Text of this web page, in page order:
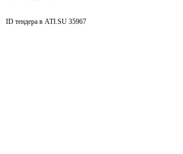
ID тендера в ATI.SU 35967